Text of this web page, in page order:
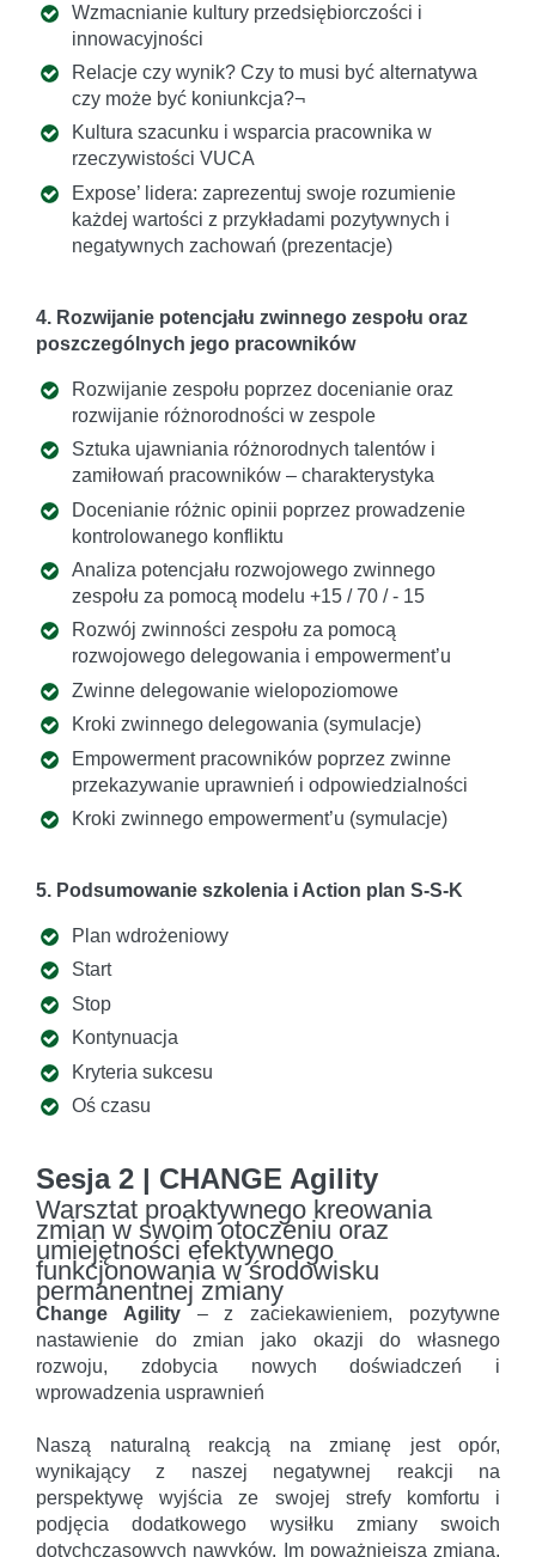
Wzmacnianie kultury przedsiębiorczości i
innowacyjności
Relacje czy wynik? Czy to musi być alternatywa
czy może być koniunkcja?¬
Kultura szacunku i wsparcia pracownika w
rzeczywistości VUCA
Expose’ lidera: zaprezentuj swoje rozumienie
każdej wartości z przykładami pozytywnych i
negatywnych zachowań (prezentacje)
4. Rozwijanie potencjału zwinnego zespołu oraz
poszczególnych jego pracowników
Rozwijanie zespołu poprzez docenianie oraz
rozwijanie różnorodności w zespole
Sztuka ujawniania różnorodnych talentów i
zamiłowań pracowników – charakterystyka
Docenianie różnic opinii poprzez prowadzenie
kontrolowanego konfliktu
Analiza potencjału rozwojowego zwinnego
zespołu za pomocą modelu +15 / 70 / - 15
Rozwój zwinności zespołu za pomocą
rozwojowego delegowania i empowerment’u
Zwinne delegowanie wielopoziomowe
Kroki zwinnego delegowania (symulacje)
Empowerment pracowników poprzez zwinne
przekazywanie uprawnień i odpowiedzialności
Kroki zwinnego empowerment’u (symulacje)
5. Podsumowanie szkolenia i Action plan S-S-K
Plan wdrożeniowy
Start
Stop
Kontynuacja
Kryteria sukcesu
Oś czasu
Sesja 2 | CHANGE Agility
Warsztat proaktywnego kreowania
zmian w swoim otoczeniu oraz
umiejętności efektywnego
funkcjonowania w środowisku
permanentnej zmiany
Change Agility– z zaciekawieniem, pozytywne
nastawienie do zmian jako okazji do własnego
rozwoju, zdobycia nowych doświadczeń i
wprowadzenia usprawnień
Naszą naturalną reakcją na zmianę jest opór,
wynikający z naszej negatywnej reakcji na
perspektywę wyjścia ze swojej strefy komfortu i
podjęcia dodatkowego wysiłku zmiany swoich
dotychczasowych nawyków. Im poważniejsza zmiana,